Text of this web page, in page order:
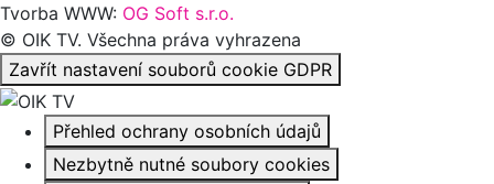
Tvorba WWW: OG Soft s.r.o.
© OIK TV. Všechna práva vyhrazena
Zavřít nastavení souborů cookie GDPR
Přehled ochrany osobních údajů
Nezbytně nutné soubory cookies